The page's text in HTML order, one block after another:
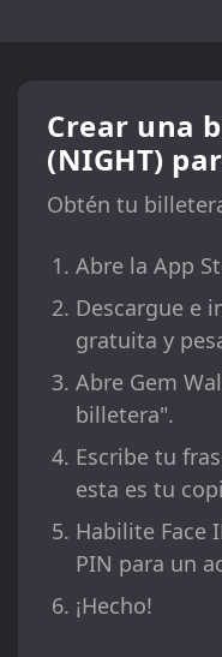
Crear una
(NIGHT)
Obtén tu
Abre la App
Descargue e
gratuita y
Abre Gem
billetera".
Escribe tu
esta es tu
Habilite Face
PIN para un
¡Hecho!